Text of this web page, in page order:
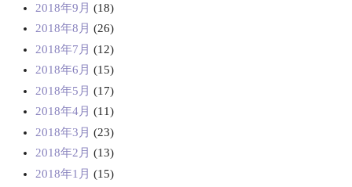
2018年9月 (18)
2018年8月 (26)
2018年7月 (12)
2018年6月 (15)
2018年5月 (17)
2018年4月 (11)
2018年3月 (23)
2018年2月 (13)
2018年1月 (15)